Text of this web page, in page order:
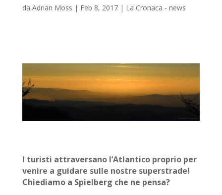
da Adrian Moss | Feb 8, 2017| La Cronaca - news
I turisti attraversano l’Atlantico proprio per
venire a guidare sulle nostre superstrade!
Chiediamo a Spielberg che ne pensa?